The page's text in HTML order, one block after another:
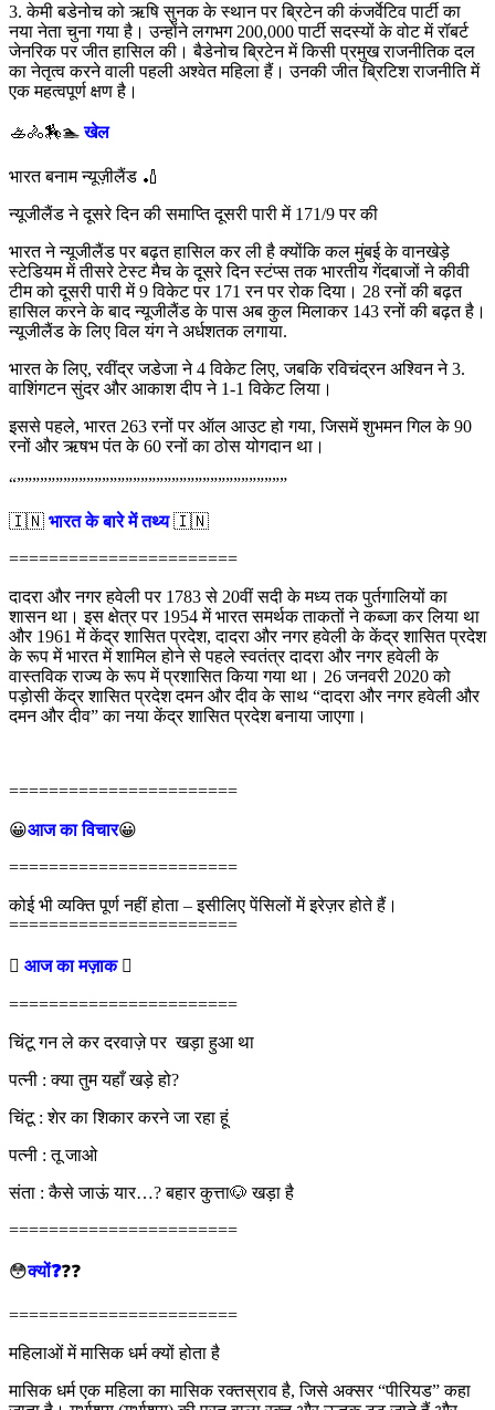
3. केमी बडेनोच को ऋषि सुनक के स्थान पर ब्रिटेन की कंजर्वेटिव पार्टी का
नया नेता चुना गया है। उन्होंने लगभग 200,000 पार्टी सदस्यों के वोट में रॉबर्ट
जेनरिक पर जीत हासिल की। बैडेनोच ब्रिटेन में किसी प्रमुख राजनीतिक दल
का नेतृत्व करने वाली पहली अश्वेत महिला हैं। उनकी जीत ब्रिटिश राजनीति में
एक महत्वपूर्ण क्षण है।
🚣🚴🏇🏊खेल
भारत बनाम न्यूज़ीलैंड 🏏
न्यूजीलैंड ने दूसरे दिन की समाप्ति दूसरी पारी में 171/9 पर की
भारत ने न्यूजीलैंड पर बढ़त हासिल कर ली है क्योंकि कल मुंबई के वानखेड़े
स्टेडियम में तीसरे टेस्ट मैच के दूसरे दिन स्टंप्स तक भारतीय गेंदबाजों ने कीवी
टीम को दूसरी पारी में 9 विकेट पर 171 रन पर रोक दिया। 28 रनों की बढ़त
हासिल करने के बाद न्यूजीलैंड के पास अब कुल मिलाकर 143 रनों की बढ़त है।
न्यूजीलैंड के लिए विल यंग ने अर्धशतक लगाया.
भारत के लिए, रवींद्र जडेजा ने 4 विकेट लिए, जबकि रविचंद्रन अश्विन ने 3.
वाशिंगटन सुंदर और आकाश दीप ने 1-1 विकेट लिया।
इससे पहले, भारत 263 रनों पर ऑल आउट हो गया, जिसमें शुभमन गिल के 90
रनों और ऋषभ पंत के 60 रनों का ठोस योगदान था।
“”””””””””””””””””””””””””””””””””””
🇮🇳 भारत के बारे में तथ्य 🇮🇳
=======================
दादरा और नगर हवेली पर 1783 से 20वीं सदी के मध्य तक पुर्तगालियों का
शासन था। इस क्षेत्र पर 1954 में भारत समर्थक ताकतों ने कब्जा कर लिया था
और 1961 में केंद्र शासित प्रदेश, दादरा और नगर हवेली के केंद्र शासित प्रदेश
के रूप में भारत में शामिल होने से पहले स्वतंत्र दादरा और नगर हवेली के
वास्तविक राज्य के रूप में प्रशासित किया गया था। 26 जनवरी 2020 को
पड़ोसी केंद्र शासित प्रदेश दमन और दीव के साथ “दादरा और नगर हवेली और
दमन और दीव” का नया केंद्र शासित प्रदेश बनाया जाएगा।
=======================
😀आज का विचार😀
=======================
कोई भी व्यक्ति पूर्ण नहीं होता – इसीलिए पेंसिलों में इरेज़र होते हैं।
=======================
 आज का मज़ाक
=======================
चिंटू गन ले कर दरवाज़े पर खड़ा हुआ था
पत्नी : क्या तुम यहाँ खड़े हो?
चिंटू : शेर का शिकार करने जा रहा हूं
पत्नी : तू जाओ
संता : कैसे जाऊं यार…? बहार कुत्ता🐶 खड़ा है
=======================
😳क्यों❓❓❓
=======================
महिलाओं में मासिक धर्म क्यों होता है
मासिक धर्म एक महिला का मासिक रक्तस्राव है, जिसे अक्सर “पीरियड” कहा